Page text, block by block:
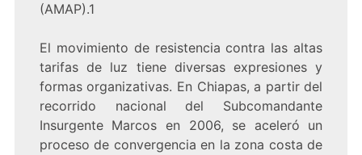
(AMAP).1
El movimiento de resistencia contra las altas
tarifas de luz tiene diversas expresiones y
formas organizativas. En Chiapas, a partir del
recorrido nacional del Subcomandante
Insurgente Marcos en 2006, se aceleró un
proceso de convergencia en la zona costa de